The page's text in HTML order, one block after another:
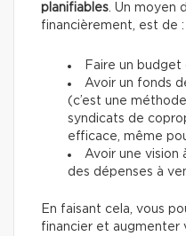
planifiables . Un moyen
financièrement, est de :
Faire un budget
Avoir un fonds
(c’est une
syndicats de
efficace, même
Avoir une vision
des dépenses à
En faisant cela, vous
financier et augmenter